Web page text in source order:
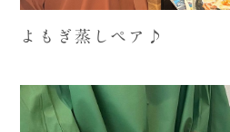
よもぎ蒸しペア♪